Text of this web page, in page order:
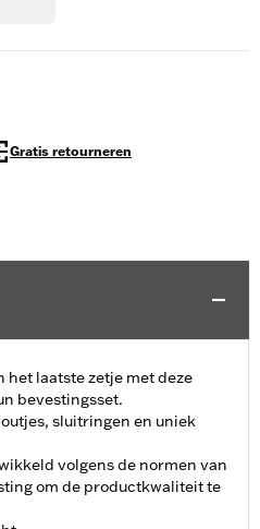
Gratis retourneren
het laatste zetje met deze
bevestingsset.
sluitringen en uniek
volgens de normen van
om de productkwaliteit te